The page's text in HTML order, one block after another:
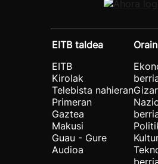
EITB taldea
EITB
Kirolak
Telebista nahieran
Primeran
Gaztea
Makusi
Guau - Gure
Audioa
Orain